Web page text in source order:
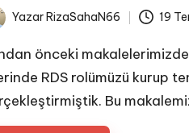
Yazar RizaSahaN66 19
önceki
RDS rolümüzü kurup
Bu